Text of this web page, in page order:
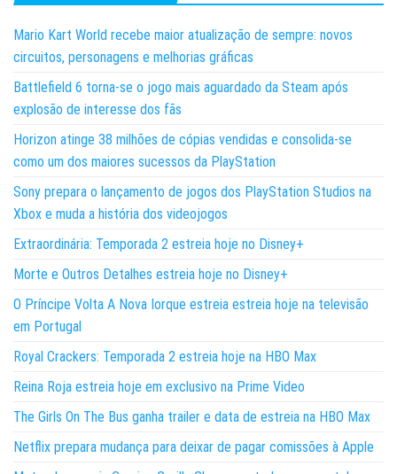
Mario Kart World recebe maior atualização de sempre: novos
circuitos, personagens e melhorias gráficas
Battlefield 6 torna-se o jogo mais aguardado da Steam após
explosão de interesse dos fãs
Horizon atinge 38 milhões de cópias vendidas e consolida-se
como um dos maiores sucessos da PlayStation
Sony prepara o lançamento de jogos dos PlayStation Studios na
Xbox e muda a história dos videojogos
Extraordinária: Temporada 2 estreia hoje no Disney+
Morte e Outros Detalhes estreia hoje no Disney+
O Príncipe Volta A Nova Iorque estreia estreia hoje na televisão
em Portugal
Royal Crackers: Temporada 2 estreia hoje na HBO Max
Reina Roja estreia hoje em exclusivo na Prime Video
The Girls On The Bus ganha trailer e data de estreia na HBO Max
Netflix prepara mudança para deixar de pagar comissões à Apple